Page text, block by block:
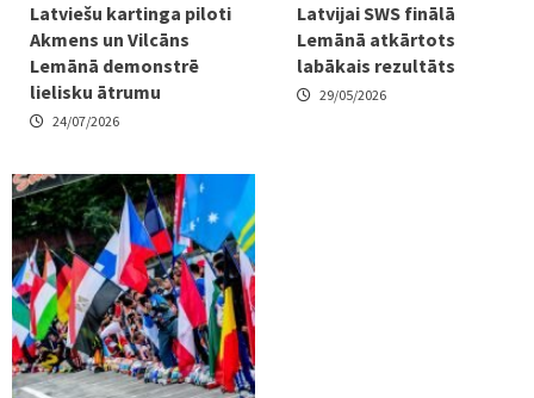
Latviešu kartinga piloti
Akmens un Vilcāns
Lemānā demonstrē
lielisku ātrumu
24/07/2026
Latvijai SWS finālā
Lemānā atkārtots
labākais rezultāts
29/05/2026